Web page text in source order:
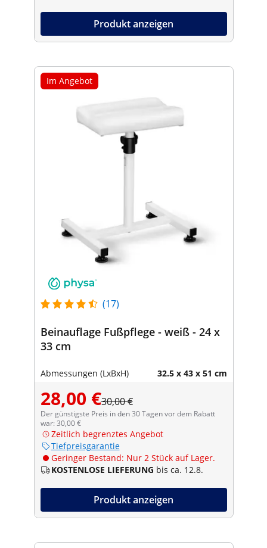
Produkt anzeigen
Im Angebot
(17)
Beinauflage Fußpflege - weiß - 24 x
33 cm
Abmessungen (LxBxH) 32.5 x 43 x 51 cm
28,00 €30,00 €
Der günstigste Preis in den 30 Tagen vor dem Rabatt
war: 30,00 €
Zeitlich begrenztes Angebot
Tiefpreisgarantie
Geringer Bestand: Nur 2 Stück auf Lager.
KOSTENLOSE LIEFERUNG bis ca. 12.8.
Produkt anzeigen